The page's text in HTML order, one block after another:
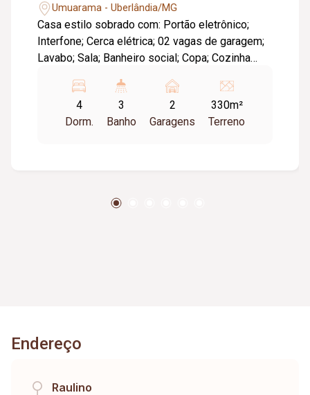
Umuarama - Uberlândia/MG
Casa estilo sobrado com: Portão eletrônico;
Interfone; Cerca elétrica; 02 vagas de garagem;
Lavabo; Sala; Banheiro social; Copa; Cozinha
gourmet com churrasqueira; Lavanderia e quarto.
Piso superior com: Sala; 04 quartos com
armários sendo 02 suítes (01 suíte possui
4
Dorm.
3
Banho
2
Garagens
330m²
Terreno
Endereço
Raulino